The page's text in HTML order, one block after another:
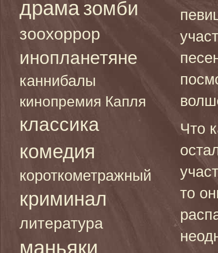
драма зомби
зоохоррор
инопланетяне
каннибалы
кинопремия Капля
классика
комедия
короткометражный
криминал
литература
маньяки
Что
то